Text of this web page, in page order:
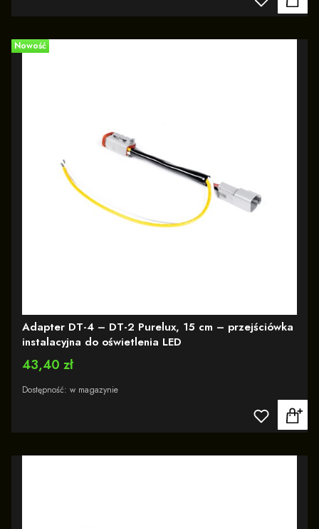
Nowość
Adapter DT-4 – DT-2 Purelux, 15 cm – przejściówka
instalacyjna do oświetlenia LED
Cena
43,40 zł
Dostępność: w magazynie